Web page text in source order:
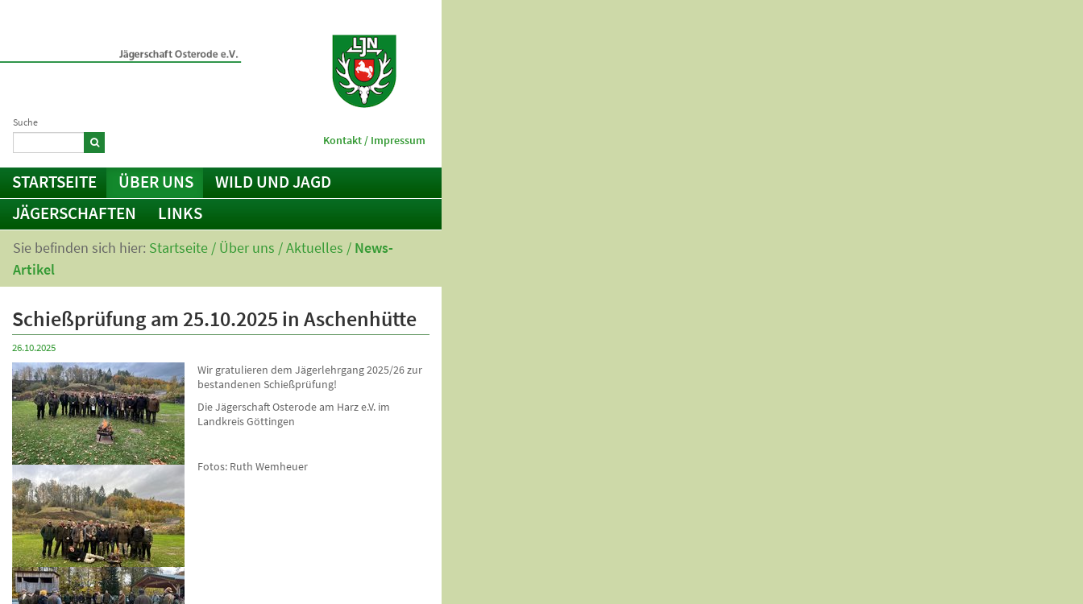
Suche
STARTSEITE ÜBER UNS
WILD UND JAGD
JÄGERSCHAFTEN
LINKS
Kontakt / Impressum
Sie befinden sich hier: Startseite / Über uns /Aktuelles / News-
Artikel
Schießprüfung am 25.10.2025 in Aschenhütte
26.10.2025
Wir gratulieren dem Jägerlehrgang 2025/26 zur
bestandenen Schießprüfung!
Die Jägerschaft Osterode am Harz e.V. im
Landkreis Göttingen
Fotos: Ruth Wemheuer